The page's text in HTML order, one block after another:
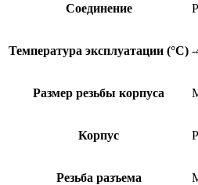
Соединение
Температура эксплуатации (°C)
Размер резьбы корпуса
Корпус
Резьба разъема